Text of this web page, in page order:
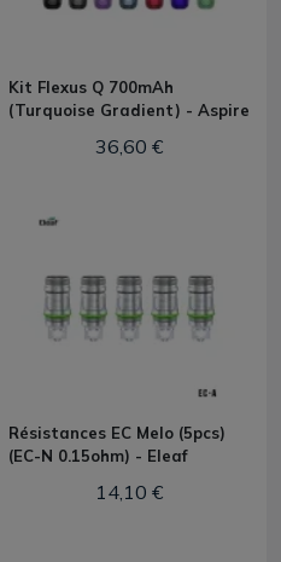
Kit Flexus Q 700mAh
(Turquoise Gradient) - Aspire
36,60 €
Résistances EC Melo (5pcs)
(EC-N 0.15ohm) - Eleaf
14,10 €